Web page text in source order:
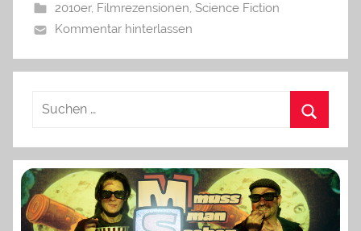
2010er, Filmrezensionen, Science Fiction
Kommentar hinterlassen